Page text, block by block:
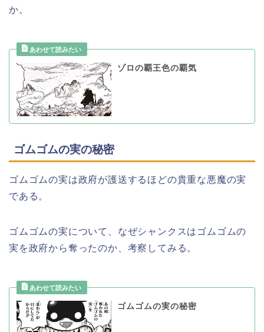
か。
ゾロの覇王色の覇気
ゴムゴムの実の秘密
ゴムゴムの実は政府が護送するほどの貴重な悪魔の実
である。
ゴムゴムの実について、なぜシャンクスはゴムゴムの
実を政府から奪ったのか、考察してみる。
ゴムゴムの実の秘密